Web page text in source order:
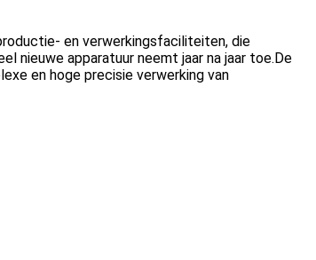
en verwerkingsfaciliteiten, die
nieuwe apparatuur neemt jaar na jaar toe.De
en hoge precisie verwerking van